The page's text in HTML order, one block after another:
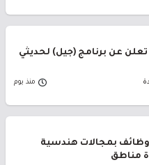
عن برنامج (جيل) لحديثي
منذ يوم
وظائف بمجالات هندسية
مناطق